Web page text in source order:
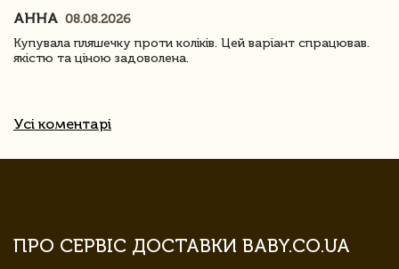
АННА 08.08.2026
Купувала пляшечку проти коліків. Цей варіант спрацював.
якістю та ціною задоволена.
Усі коментарі
ПРО СЕРВІС ДОСТАВКИ BABY.CO.UA